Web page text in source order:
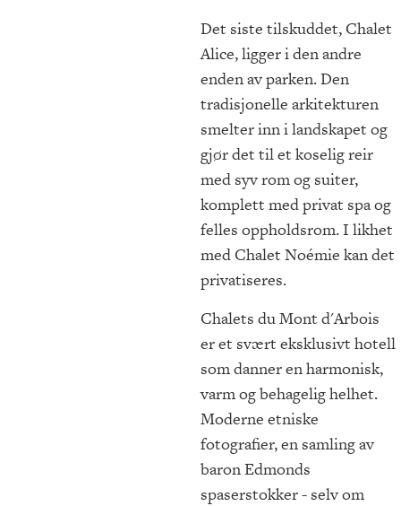
Det siste tilskuddet, Chalet
Alice, ligger i den andre
enden av parken. Den
tradisjonelle arkitekturen
smelter inn i landskapet og
gjør det til et koselig reir
med syv rom og suiter,
komplett med privat spa og
felles oppholdsrom. I likhet
med Chalet Noémie kan det
privatiseres.
Chalets du Mont d'Arbois
er et svært eksklusivt hotell
som danner en harmonisk,
varm og behagelig helhet.
Moderne etniske
fotografier, en samling av
baron Edmonds
spaserstokker - selv om